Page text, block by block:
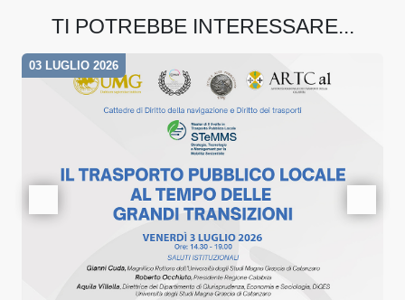
TI POTREBBE INTERESSARE...
03 LUGLIO 2026